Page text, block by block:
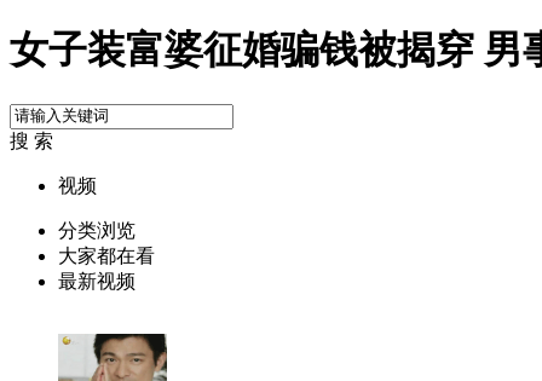
女子装富婆征婚骗钱被揭穿 男
搜 索
视频
分类浏览
大家都在看
最新视频